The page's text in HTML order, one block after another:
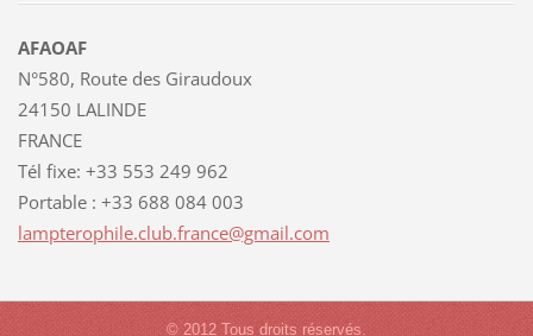
AFAOAF
N°580, Route des Giraudoux
24150 LALINDE
FRANCE
Tél fixe: +33 553 249 962
Portable : +33 688 084 003
lampterophile.club.france@gmail.com
© 2012 Tous droits réservés.